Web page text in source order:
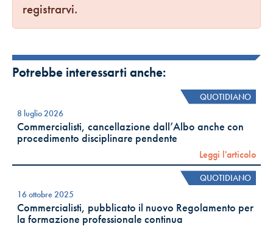
registrarvi.
Potrebbe interessarti anche:
QUOTIDIANO
8 luglio 2026
Commercialisti, cancellazione dall’Albo anche con
procedimento disciplinare pendente
Leggi l'articolo
QUOTIDIANO
16 ottobre 2025
Commercialisti, pubblicato il nuovo Regolamento per
la formazione professionale continua